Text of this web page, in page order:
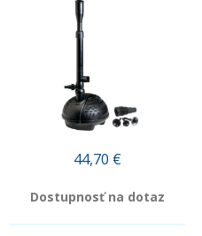
44,70 €
Dostupnosť na dotaz